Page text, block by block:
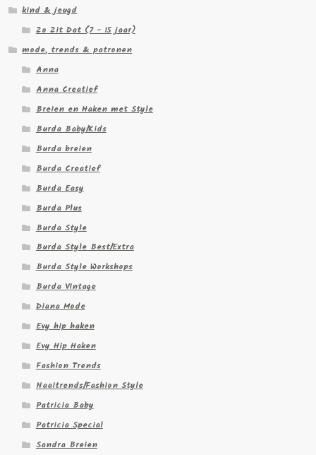
kind & jeugd
Zo Zit Dat (7 - 15 jaar)
mode, trends & patronen
Anna
Anna Creatief
Breien en Haken met Style
Burda Baby/Kids
Burda breien
Burda Creatief
Burda Easy
Burda Plus
Burda Style
Burda Style Best/Extra
Burda Style Workshops
Burda Vintage
Diana Mode
Evy hip haken
Evy Hip Haken
Fashion Trends
Naaitrends/Fashion Style
Patricia Baby
Patricia Special
Sandra Breien